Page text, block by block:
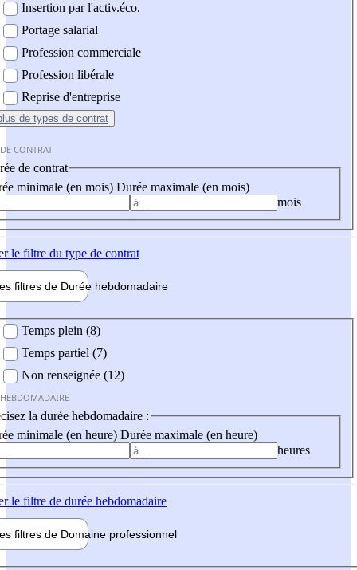
Insertion par l'activ.éco.
Portage salarial
Profession commerciale
Profession libérale
Reprise d'entreprise
de types de contrat
CONTRAT
de contrat
minimale (en mois) Durée maximale (en mois)
mois
le filtre du type de contrat
filtres de Durée hebdomadaire
Temps plein (8)
Temps partiel (7)
Non renseignée (12)
la durée hebdomadaire :
minimale (en heure) Durée maximale (en heure)
heures
le filtre de durée hebdomadaire
filtres de Domaine professionnel